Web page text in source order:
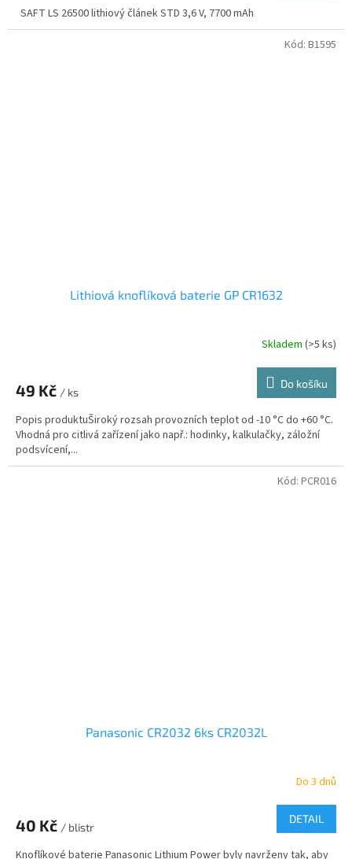
SAFT LS 26500 lithiový článek STD 3,6 V, 7700 mAh
Lithiová knoflíková baterie GP CR1632
Skladem (>5 ks)
49 Kč / ks
Do košíku
Popis produktuŠiroký rozsah provozních teplot od -10 °C do +60 °C.
Vhodná pro citlivá zařízení jako např.: hodinky, kalkulačky, záložní
podsvícení,...
Kód: B1595
Panasonic CR2032 6ks CR2032L
je
Do 3 dnů
40 Kč / blistr
DETAIL
Knoflíkové baterie Panasonic Lithium Power byly navrženy tak, aby
Kód: PCR016